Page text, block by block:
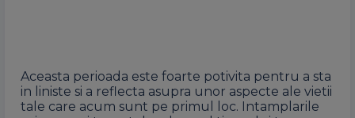
Aceasta perioada este foarte potivita pentru a sta
in liniste si a reflecta asupra unor aspecte ale vietii
tale care acum sunt pe primul loc. Intamplarile